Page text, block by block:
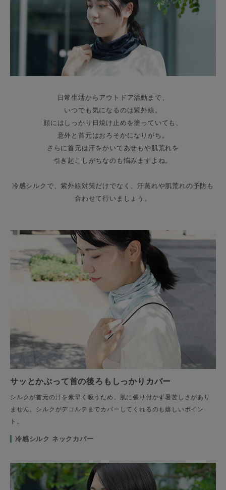
日常生活からアウトドア活動まで、
いつでも気になるのは紫外線。
顔にはしっかり日焼け止めを塗っていても、
意外と首元はおろそかになりがち。
さらに首元は汗をかいてあせもや肌荒れを
引き起こしがちなのも悩みますよね。
冷感シルクで、紫外線対策だけでなく、汗蒸れや肌荒れの予防も
合わせて行いましょう。
サッとかぶって首の後ろもしっかりカバー
シルクが首元の汗を素早く吸うため、肌に張り付かず暑苦しさがあり
ません。シルクがデコルテまでカバーしてくれるのも嬉しいポイン
ト。
冷感シルク ネックカバー